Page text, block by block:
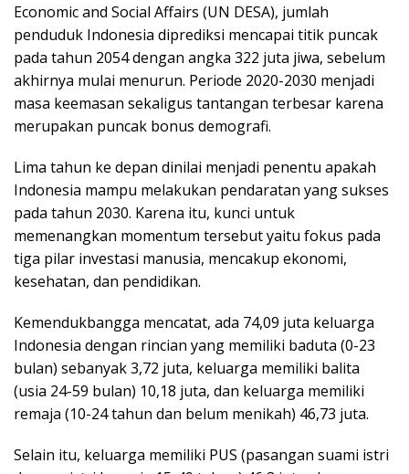
Economic and Social Affairs (UN DESA), jumlah
penduduk Indonesia diprediksi mencapai titik puncak
pada tahun 2054 dengan angka 322 juta jiwa, sebelum
akhirnya mulai menurun. Periode 2020-2030 menjadi
masa keemasan sekaligus tantangan terbesar karena
merupakan puncak bonus demografi.
Lima tahun ke depan dinilai menjadi penentu apakah
Indonesia mampu melakukan pendaratan yang sukses
pada tahun 2030. Karena itu, kunci untuk
memenangkan momentum tersebut yaitu fokus pada
tiga pilar investasi manusia, mencakup ekonomi,
kesehatan, dan pendidikan.
Kemendukbangga mencatat, ada 74,09 juta keluarga
Indonesia dengan rincian yang memiliki baduta (0-23
bulan) sebanyak 3,72 juta, keluarga memiliki balita
(usia 24-59 bulan) 10,18 juta, dan keluarga memiliki
remaja (10-24 tahun dan belum menikah) 46,73 juta.
Selain itu, keluarga memiliki PUS (pasangan suami istri